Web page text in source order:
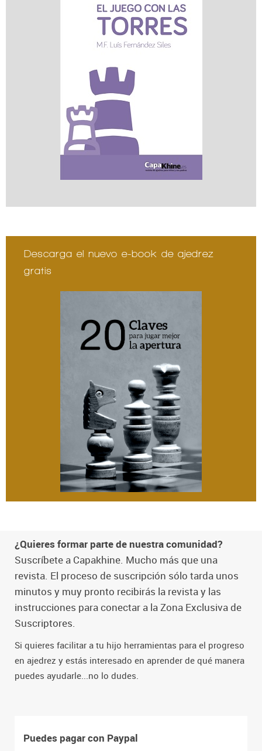
Descarga el nuevo e-book de ajedrez
gratis
¿Quieres formar parte de nuestra comunidad?
Suscríbete a Capakhine. Mucho más que una
revista. El proceso de suscripción sólo tarda unos
minutos y muy pronto recibirás la revista y las
instrucciones para conectar a la Zona Exclusiva de
Suscriptores.
Si quieres facilitar a tu hijo herramientas para el progreso
en ajedrez y estás interesado en aprender de qué manera
puedes ayudarle...no lo dudes.
Puedes pagar con Paypal